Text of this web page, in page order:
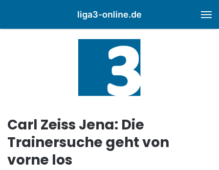
liga3-online.de
Carl Zeiss Jena: Die
Trainersuche geht von
vorne los